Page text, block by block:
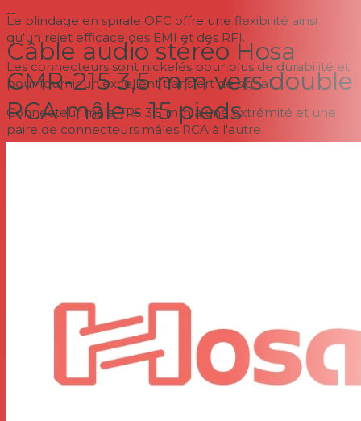
Le blindage en spirale OFC offre une flexibilité ainsi
qu'un rejet efficace des EMI et des RFI.
Les connecteurs sont nickelés pour plus de durabilité et
pour fournir un excellent transfert de signal
Connecteur mâle TRS 3,5 mm à une extrémité et une
paire de connecteurs mâles RCA à l'autre
--
Câble audio stéréo Hosa
CMR-215 3,5 mm vers double
RCA mâle - 15 pieds